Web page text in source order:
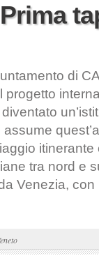
di
progetto
tra nord e
Venezia,